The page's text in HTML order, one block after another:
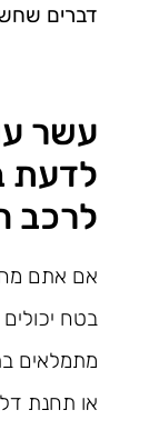
דברים
עשר
לדעת
לרכב
אם אתם
בטח
מתמלאים
או תחנת